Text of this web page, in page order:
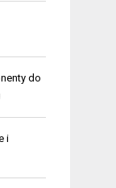
do
i